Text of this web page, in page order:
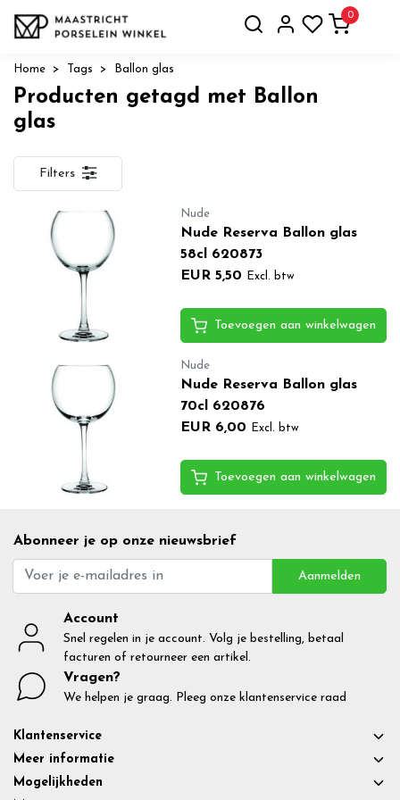
0
Home Tags Ballon glas
Producten getagd met Ballon
glas
Filters
Nude
Nude Reserva Ballon glas
58cl 620873
EUR 5,50
Excl. btw
Toevoegen aan winkelwagen
Nude
Nude Reserva Ballon glas
70cl 620876
EUR 6,00
Excl. btw
Toevoegen aan winkelwagen
Abonneer je op onze nieuwsbrief
Aanmelden
Account
Snel regelen in je account. Volg je bestelling, betaal
facturen of retourneer een artikel.
Vragen?
We helpen je graag. Pleeg onze klantenservice raad
Klantenservice
Meer informatie
Mogelijkheden